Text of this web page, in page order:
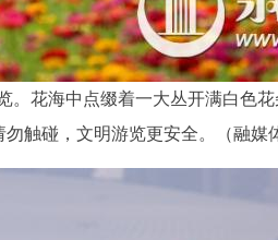
花海中点缀着一大丛开满白色
触碰，文明游览更安全。（融媒